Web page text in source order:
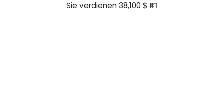
Sie verdienen 38,100 $ 💵